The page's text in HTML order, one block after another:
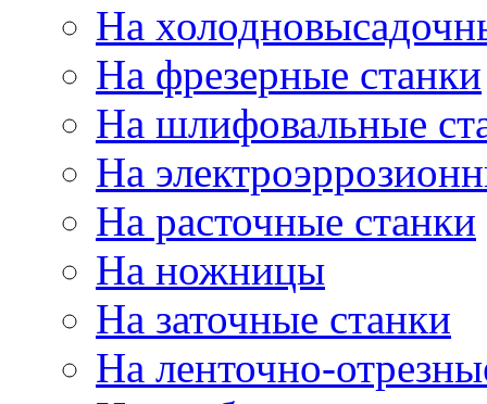
На
На фрезерные станки
На шлифовальные
На
На расточные станки
На ножницы
На заточные станки
На ленточно-